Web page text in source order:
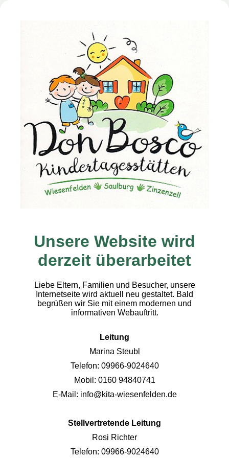
Unsere Website wird
derzeit überarbeitet
Liebe Eltern, Familien und Besucher, unsere
Internetseite wird aktuell neu gestaltet. Bald
begrüßen wir Sie mit einem modernen und
informativen Webauftritt.
Leitung
Marina Steubl
Telefon: 09966-9024640
Mobil: 0160 94840741
E-Mail: info@kita-wiesenfelden.de
Stellvertretende Leitung
Rosi Richter
Telefon: 09966-9024640